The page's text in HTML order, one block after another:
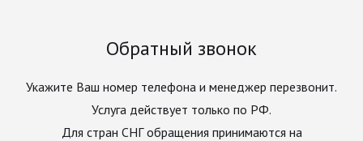
Обратный звонок
Укажите Ваш номер телефона и менеджер перезвонит.
Услуга действует только по РФ.
Для стран СНГ обращения принимаются на